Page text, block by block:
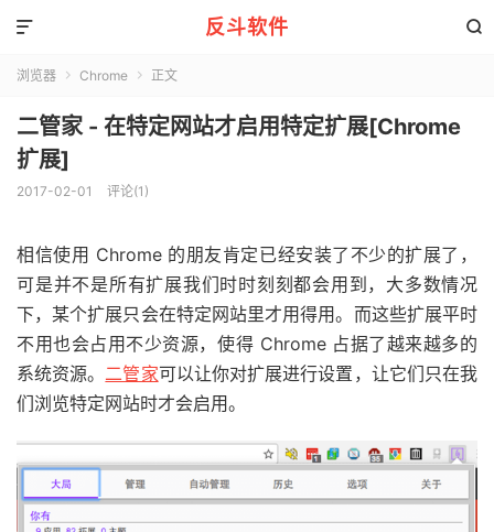
反斗软件 

浏览器  Chrome  正文
二管家 - 在特定网站才启用特定扩展[Chrome
扩展]
2017-02-01 评论(1)
相信使用 Chrome 的朋友肯定已经安装了不少的扩展了，
可是并不是所有扩展我们时时刻刻都会用到，大多数情况
下，某个扩展只会在特定网站里才用得用。而这些扩展平时
不用也会占用不少资源，使得 Chrome 占据了越来越多的
系统资源。 二管家可以让你对扩展进行设置，让它们只在我
们浏览特定网站时才会启用。